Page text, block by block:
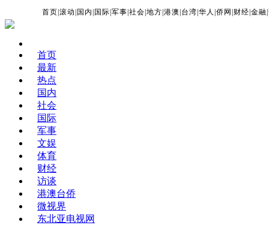
首页 |滚动 国内 国际 |军事 |社会 |地方 |港澳 台湾 |华人 |侨网 财经 |金融 |
首页
最新
热点
国内
社会
国际
军事
文娱
体育
财经
访谈
港澳台侨
微视界
东北亚电视网